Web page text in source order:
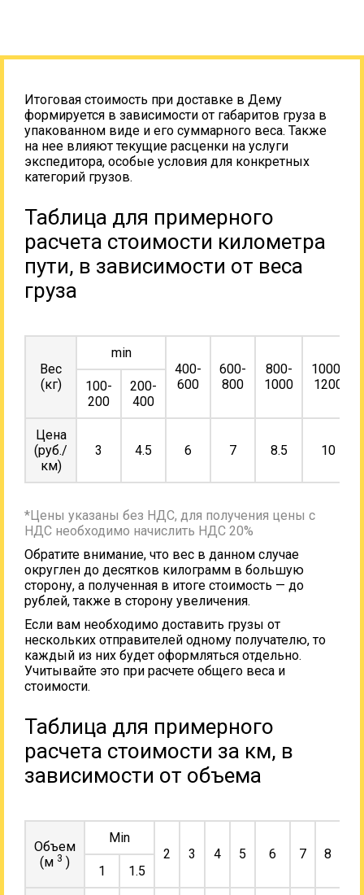
Итоговая стоимость при доставке в Дему
формируется в зависимости от габаритов груза в
упакованном виде и его суммарного веса. Также
на нее влияют текущие расценки на услуги
экспедитора, особые условия для конкретных
категорий грузов.
Таблица для примерного
расчета стоимости километра
пути, в зависимости от веса
груза
Вес
(кг)
min
400-
600
600-
800
800-
1000
1000-
1200
100-
200
200-
400
Цена
(руб./
км)
3 4.5 6 7 8.5 10
*Цены указаны без НДС, для получения цены с
НДС необходимо начислить НДС 20%
Обратите внимание, что вес в данном случае
округлен до десятков килограмм в большую
сторону, а полученная в итоге стоимость — до
рублей, также в сторону увеличения.
Если вам необходимо доставить грузы от
нескольких отправителей одному получателю, то
каждый из них будет оформляться отдельно.
Учитывайте это при расчете общего веса и
стоимости.
Таблица для примерного
расчета стоимости за км, в
зависимости от объема
Объем
(м 3 )
Min
2
3 4 5 6 7 8
1
1.5